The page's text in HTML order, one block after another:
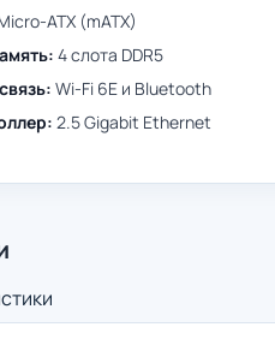
ATX (mATX)
4 слота DDR5
Wi-Fi 6E и Bluetooth
2.5 Gigabit Ethernet